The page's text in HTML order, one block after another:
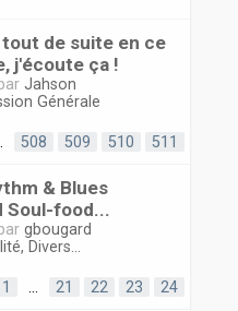
de suite en ce
j'écoute ça !
Jahson
Générale
508 509 510 511
& Blues
Soul-food...
gbougard
Divers...
1
21 22 23 24